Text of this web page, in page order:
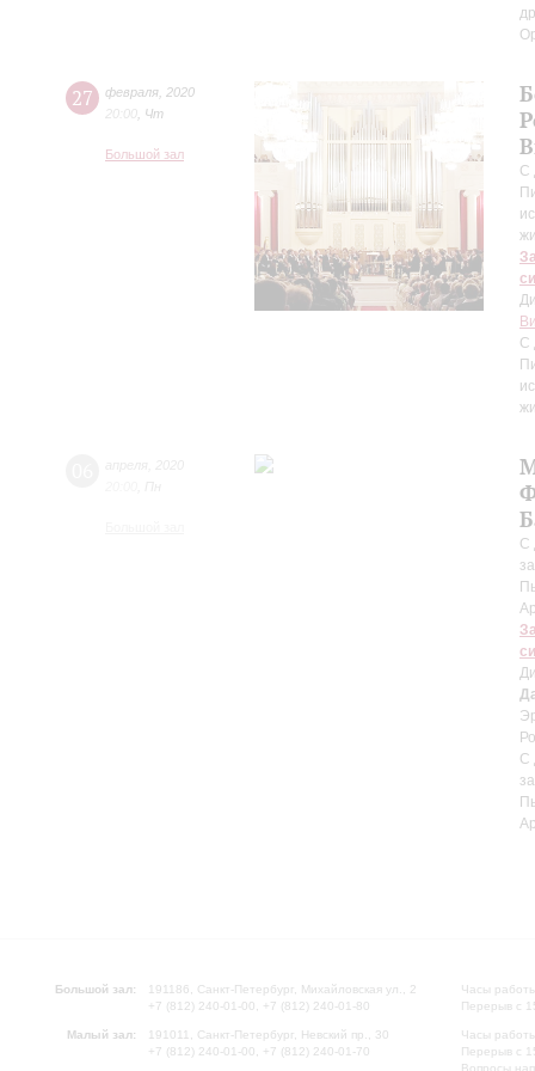
27 февраля 2020
20:00 Чт
Большой зал
С
С
С
С
Большой зал:
191186, Санкт-Петербург, Михайловская ул., 2
+7 (812) 240-01-00, +7 (812) 240-01-80
Малый зал:
191011, Санкт-Петербург, Невский пр., 30
+7 (812) 240-01-00, +7 (812) 240-01-70
Часы
Перерыв с
Часы
Перерыв с
Вопросы